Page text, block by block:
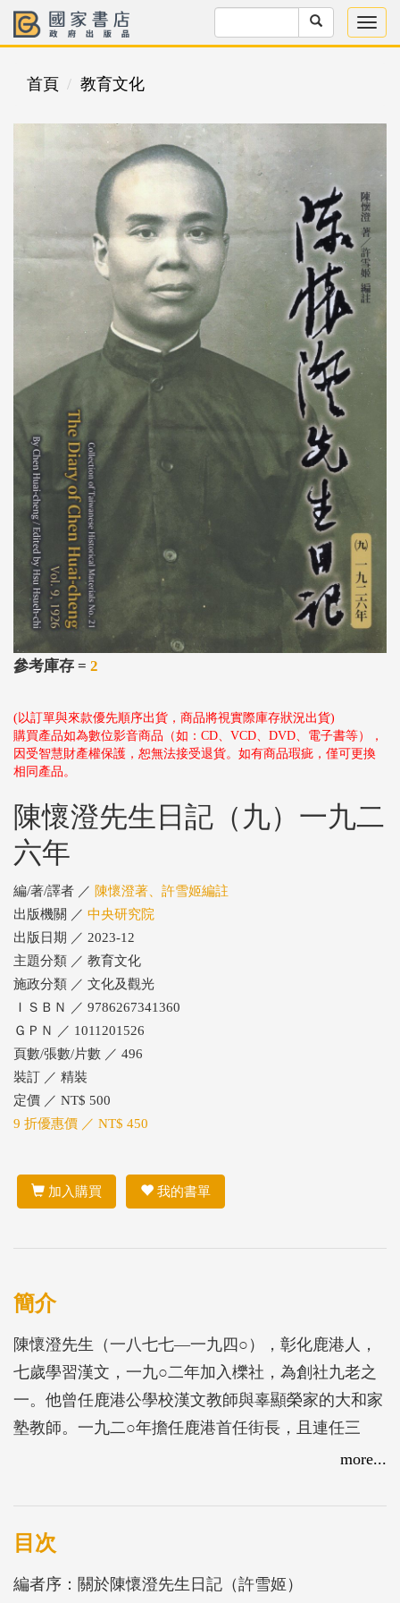
首頁 教育文化
參考庫存 = 2
(以訂單與來款優先順序出貨，商品將視實際庫存狀況出貨)
購買產品如為數位影音商品（如：CD、VCD、DVD、電子書等），
因受智慧財產權保護，恕無法接受退貨。如有商品瑕疵，僅可更換
相同產品。
陳懷澄先生日記（九）一九二
六年
編/著/譯者 ／ 陳懷澄著、許雪姬編註
出版機關 ／ 中央研究院
出版日期 ／ 2023-12
主題分類 ／ 教育文化
施政分類 ／ 文化及觀光
ＩＳＢＮ ／ 9786267341360
ＧＰＮ ／ 1011201526
頁數/張數/片數 ／ 496
裝訂 ／ 精裝
定價 ／ NT$ 500
9 折優惠價 ／ NT$ 450
加入購買 我的書單
簡介
陳懷澄先生（一八七七—一九四○），彰化鹿港人，
七歲學習漢文，一九○二年加入櫟社，為創社九老之
一。他曾任鹿港公學校漢文教師與辜顯榮家的大和家
塾教師。一九二○年擔任鹿港首任街長，且連任三
屆，管理街政長達十二年，任內創立鹿港街圖書館，
後，移居黃竹坑。他曾留有手稿詩集《沁園詩草》
（一九二一），還編著嘉義蘭記出版的《吉光集》、
〈陳懷澄日記〉共16冊（1916-1932年），中缺
more...
目次
編者序：關於陳懷澄先生日記（許雪姬）